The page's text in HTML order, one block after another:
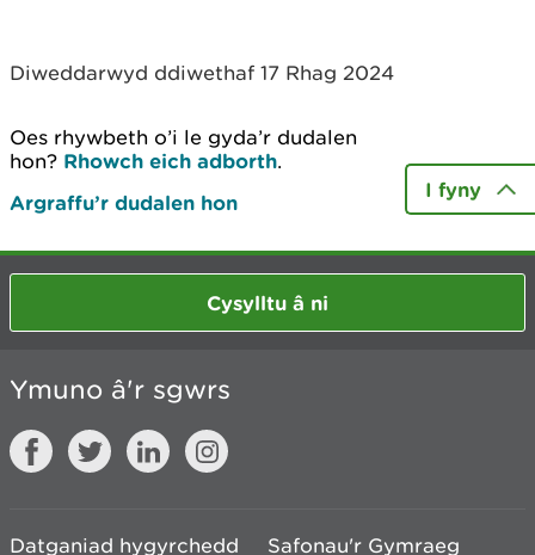
Diweddarwyd ddiwethaf 17 Rhag 2024
Oes rhywbeth o’i le gyda’r dudalen
hon? Rhowch eich adborth.
Argraffu’r dudalen hon
I fyny
Cysylltu â ni
Ymuno â'r sgwrs
Datganiad hygyrchedd Safonau'r Gymraeg